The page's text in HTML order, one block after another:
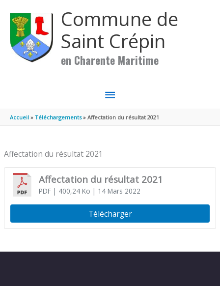
Commune de
Saint Crépin
en Charente Maritime
MENU
PRINCIPAL
Accueil Téléchargements Affectation du résultat 2021
Affectation du résultat 2021
Affectation du résultat 2021
PDF| 400,24 Ko | 14 Mars 2022
Télécharger